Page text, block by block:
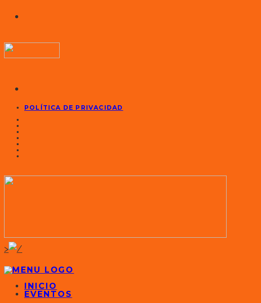
POLÍTICA DE PRIVACIDAD
>
INICIO
EVENTOS